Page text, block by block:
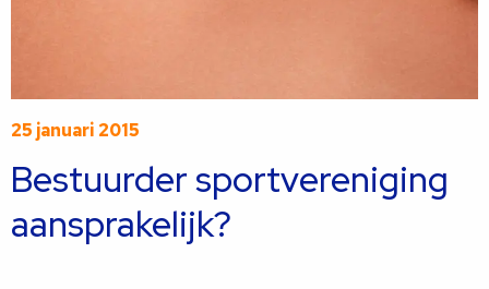
25 januari 2015
Bestuurder sportvereniging
aansprakelijk?